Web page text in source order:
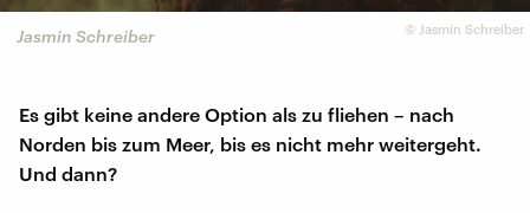
© Jasmin Schreiber
Jasmin Schreiber
Es gibt keine andere Option als zu fliehen – nach
Norden bis zum Meer, bis es nicht mehr weitergeht.
Und dann?